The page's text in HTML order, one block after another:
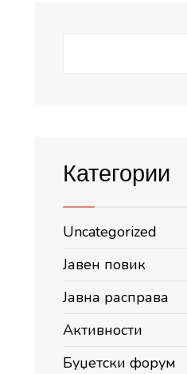
Категории
Uncategorized
Јавен повик
Јавна расправа
Активности
Буџетски форум